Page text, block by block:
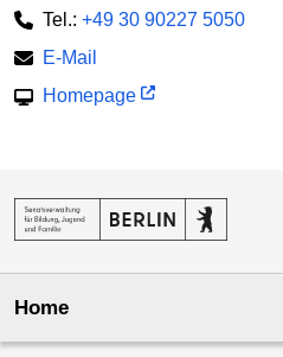
Tel.: +49 30 90227 5050
E-Mail
Homepage
Home